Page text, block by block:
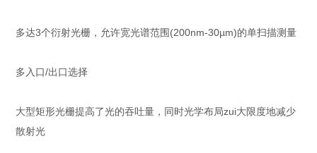
多达3个衍射光栅，允许宽光谱范围(200nm-30µm)的单扫描测量
多入口/出口选择
大型矩形光栅提高了光的吞吐量，同时光学布局zui大限度地减少
散射光